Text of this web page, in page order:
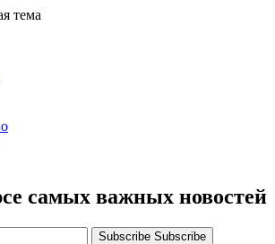
тема
самых важных новостей
Subscribe Subscribe